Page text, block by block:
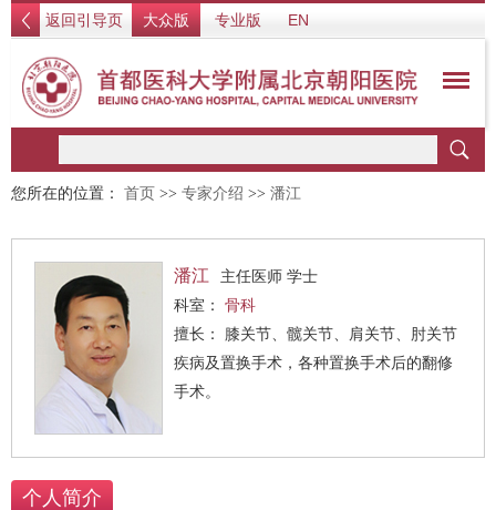
返回引导页 大众版 专业版 EN
您所在的位置： 首页 >> 专家介绍 >> 潘江
潘江
主任医师 学士
科室： 骨科
擅长： 膝关节、髋关节、肩关节、肘关节
疾病及置换手术，各种置换手术后的翻修
手术。
个人简介